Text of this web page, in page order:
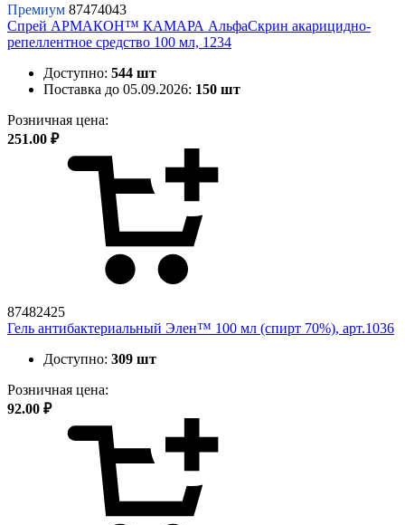
Премиум 87474043
Спрей АРМАКОН™ КАМАРА АльфаСкрин акарицидно-
репеллентное средство 100 мл, 1234
Доступно: 544 шт
Поставка до 05.09.2026: 150 шт
Розничная цена:
251.00 ₽
87482425
Гель антибактериальный Элен™ 100 мл (спирт 70%), арт.1036
Доступно: 309 шт
Розничная цена:
92.00 ₽